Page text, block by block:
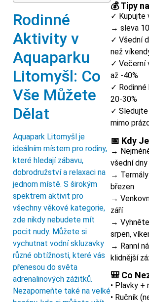
Rodinné
Aktivity v
Aquaparku
Litomyšl: Co
Vše Můžete
Dělat
Aquapark Litomyšl je
ideálním místem pro rodiny,
které hledají zábavu,
dobrodružství a relaxaci na
jednom místě. S širokým
spektrem aktivit pro
všechny věkové kategorie,
zde nikdy nebudete mít
pocit nudy. Můžete si
vychutnat vodní skluzavky
různé obtížnosti, které vás
přenesou do světa
adrenalinových zážitků.
Nezapomeňte také na velké
💰 Tipy
✓ Kupujte
→ sleva
✓ Všední
než
✓ Večerní
až -40%
✓
20-30%
✓
mimo
📅 Kdy
→
všední dny
→ Termály
březen
→
září
→
srpen,
→ Ranní
klidnější
🎒 Co
• Plavky +
• Ručník